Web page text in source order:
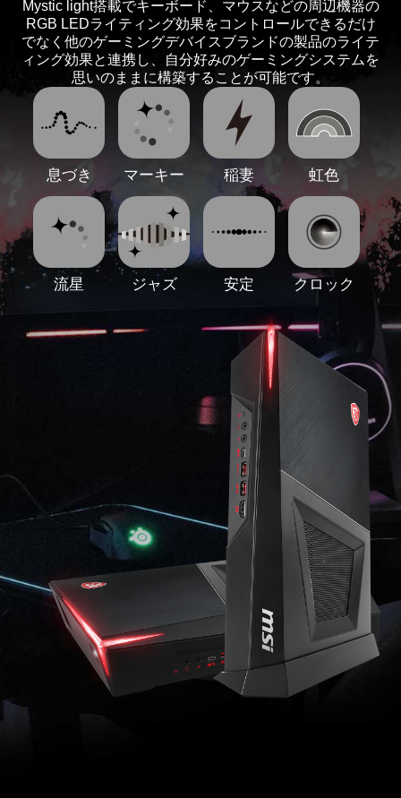
Mystic light搭載でキーボード、マウスなどの周辺機器の
RGB LEDライティング効果をコントロールできるだけ
でなく他のゲーミングデバイスブランドの製品のライテ
ィング効果と連携し、自分好みのゲーミングシステムを
思いのままに構築することが可能です。
息づき マーキー 稲妻 虹色
流星 ジャズ 安定 クロック